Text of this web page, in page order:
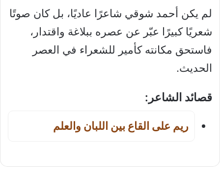
لم يكن أحمد شوقي شاعرًا عاديًا، بل كان صوتًا
شعريًا كبيرًا عبّر عن عصره ببلاغة واقتدار،
فاستحق مكانته كأمير للشعراء في العصر
الحديث.
قصائد الشاعر:
ريم على القاع بين اللبان والعلم